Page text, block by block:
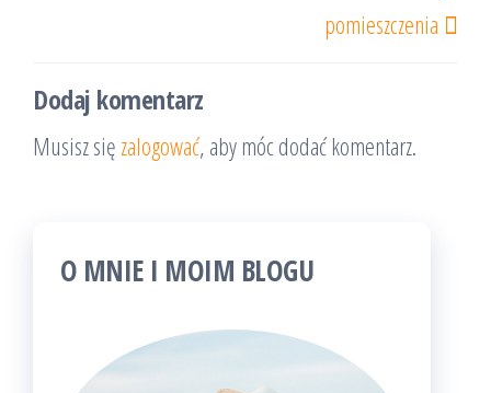
pomieszczenia
Dodaj komentarz
Musisz się zalogować, aby móc dodać komentarz.
O MNIE I MOIM BLOGU